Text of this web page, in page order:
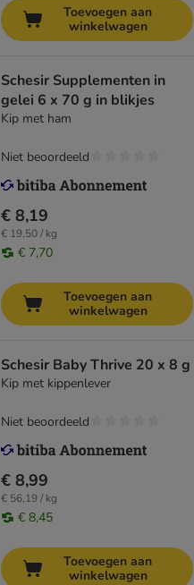
Toevoegen aan
winkelwagen
Schesir Supplementen in
gelei 6 x 70 g in blikjes
Kip met ham
€ 8,19
€ 19,50 / kg
€ 7,70
Niet beoordeeld
Toevoegen aan
winkelwagen
Schesir Baby Thrive 20 x 8 g
Kip met kippenlever
€ 8,99
€ 56,19 / kg
€ 8,45
Niet beoordeeld
Toevoegen aan
winkelwagen